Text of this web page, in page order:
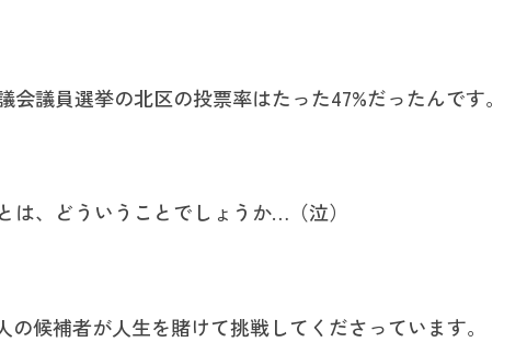
議員選挙の北区の投票率はたった47%だったんです。
、どういうことでしょうか…（泣）
候補者が人生を賭けて挑戦してくださっています。